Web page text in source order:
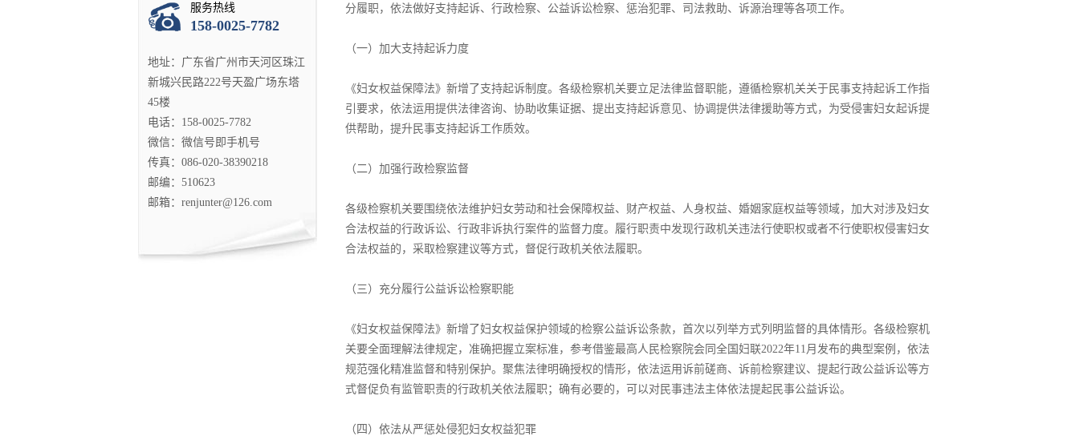
服务热线
158-0025-7782
地址：广东省广州市天河区珠江
新城兴民路222号天盈广场东塔
45楼
电话：158-0025-7782
微信：微信号即手机号
传真：086-020-38390218
邮编：510623
邮箱：renjunter@126.com
分履职，依法做好支持起诉、行政检察、公益诉讼检察、惩治犯罪、司法救助、诉源治理等各项工作。
（一）加大支持起诉力度
《妇女权益保障法》新增了支持起诉制度。各级检察机关要立足法律监督职能，遵循检察机关关于民事支持起诉工作指
引要求，依法运用提供法律咨询、协助收集证据、提出支持起诉意见、协调提供法律援助等方式，为受侵害妇女起诉提
供帮助，提升民事支持起诉工作质效。
（二）加强行政检察监督
各级检察机关要围绕依法维护妇女劳动和社会保障权益、财产权益、人身权益、婚姻家庭权益等领域，加大对涉及妇女
合法权益的行政诉讼、行政非诉执行案件的监督力度。履行职责中发现行政机关违法行使职权或者不行使职权侵害妇女
合法权益的，采取检察建议等方式，督促行政机关依法履职。
（三）充分履行公益诉讼检察职能
《妇女权益保障法》新增了妇女权益保护领域的检察公益诉讼条款，首次以列举方式列明监督的具体情形。各级检察机
关要全面理解法律规定，准确把握立案标准，参考借鉴最高人民检察院会同全国妇联2022年11月发布的典型案例，依法
规范强化精准监督和特别保护。聚焦法律明确授权的情形，依法运用诉前磋商、诉前检察建议、提起行政公益诉讼等方
式督促负有监管职责的行政机关依法履职；确有必要的，可以对民事违法主体依法提起民事公益诉讼。
（四）依法从严惩处侵犯妇女权益犯罪